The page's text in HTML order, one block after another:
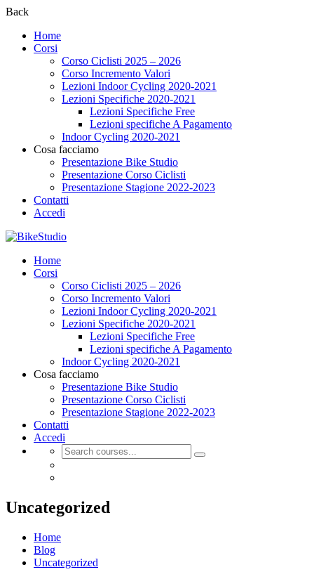
Back
Home
Corsi
Corso Ciclisti 2025 – 2026
Corso Incremento Valori
Lezioni Indoor Cycling 2020-2021
Lezioni Specifiche 2020-2021
Lezioni Specifiche Free
Lezioni specifiche A Pagamento
Indoor Cycling 2020-2021
Cosa facciamo
Presentazione Bike Studio
Presentazione Corso Ciclisti
Presentazione Stagione 2022-2023
Contatti
Accedi
Home
Corsi
Corso Ciclisti 2025 – 2026
Corso Incremento Valori
Lezioni Indoor Cycling 2020-2021
Lezioni Specifiche 2020-2021
Lezioni Specifiche Free
Lezioni specifiche A Pagamento
Indoor Cycling 2020-2021
Cosa facciamo
Presentazione Bike Studio
Presentazione Corso Ciclisti
Presentazione Stagione 2022-2023
Contatti
Accedi
Uncategorized
Home
Blog
Uncategorized